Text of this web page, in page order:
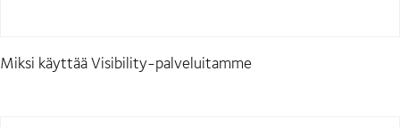
Miksi käyttää Visibility-palveluitamme